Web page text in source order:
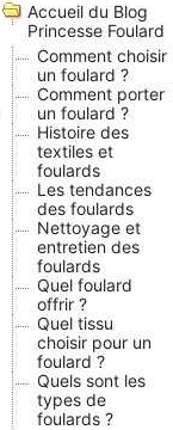
Accueil du Blog
Princesse Foulard
Comment choisir
un foulard ?
Comment porter
un foulard ?
Histoire des
textiles et
foulards
Les tendances
des foulards
Nettoyage et
entretien des
foulards
Quel foulard
offrir ?
Quel tissu
choisir pour un
foulard ?
Quels sont les
types de
foulards ?